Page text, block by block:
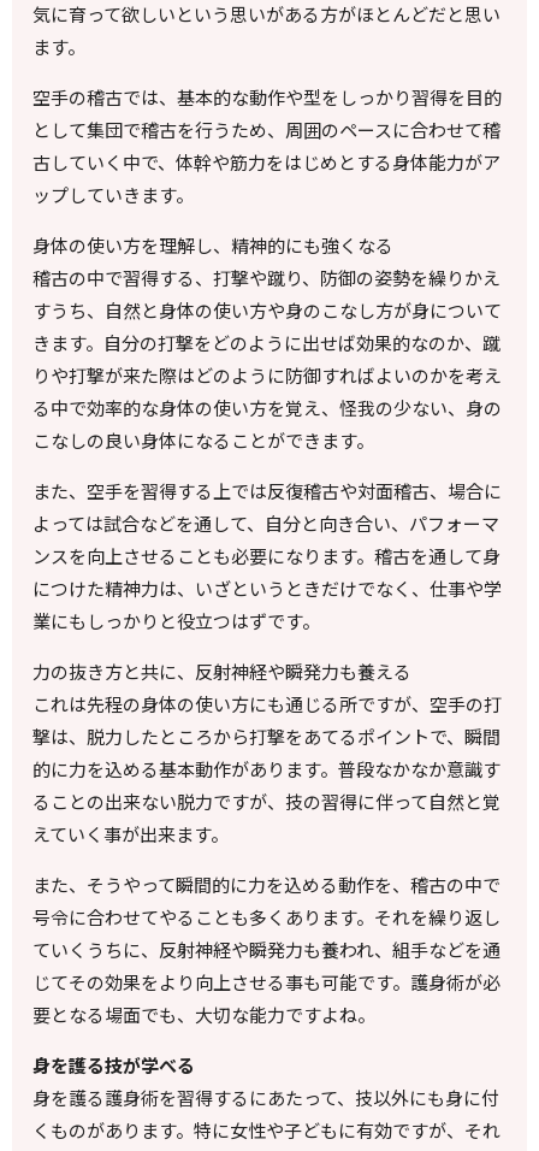
気に育って欲しいという思いがある方がほとんどだと思い
ます。
空手の稽古では、基本的な動作や型をしっかり習得を目的
として集団で稽古を行うため、周囲のペースに合わせて稽
古していく中で、体幹や筋力をはじめとする身体能力がア
ップしていきます。
身体の使い方を理解し、精神的にも強くなる
稽古の中で習得する、打撃や蹴り、防御の姿勢を繰りかえ
すうち、自然と身体の使い方や身のこなし方が身について
きます。自分の打撃をどのように出せば効果的なのか、蹴
りや打撃が来た際はどのように防御すればよいのかを考え
る中で効率的な身体の使い方を覚え、怪我の少ない、身の
こなしの良い身体になることができます。
また、空手を習得する上では反復稽古や対面稽古、場合に
よっては試合などを通して、自分と向き合い、パフォーマ
ンスを向上させることも必要になります。稽古を通して身
につけた精神力は、いざというときだけでなく、仕事や学
業にもしっかりと役立つはずです。
力の抜き方と共に、反射神経や瞬発力も養える
これは先程の身体の使い方にも通じる所ですが、空手の打
撃は、脱力したところから打撃をあてるポイントで、瞬間
的に力を込める基本動作があります。普段なかなか意識す
ることの出来ない脱力ですが、技の習得に伴って自然と覚
えていく事が出来ます。
また、そうやって瞬間的に力を込める動作を、稽古の中で
号令に合わせてやることも多くあります。それを繰り返し
ていくうちに、反射神経や瞬発力も養われ、組手などを通
じてその効果をより向上させる事も可能です。護身術が必
要となる場面でも、大切な能力ですよね。
身を護る技が学べる
身を護る護身術を習得するにあたって、技以外にも身に付
くものがあります。特に女性や子どもに有効ですが、それ